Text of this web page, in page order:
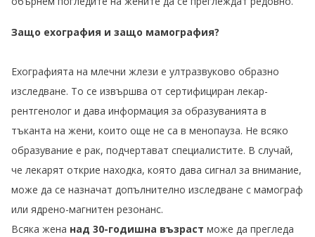
Защо ехография и защо мамография?
Ехографията на млечни жлези е ултразвуково образно
изследване. То се извършва от сертифициран лекар-
рентгенолог и дава информация за образуванията в
тъканта на жени, които още не са в менопауза. Не всяко
образувание е рак, подчертават специалистите. В случай,
че лекарят открие находка, която дава сигнал за внимание,
може да се назначат допълнително изследване с мамограф
или ядрено-магнитен резонанс.
Всяка жена над 30-годишна възраст може да прегледа